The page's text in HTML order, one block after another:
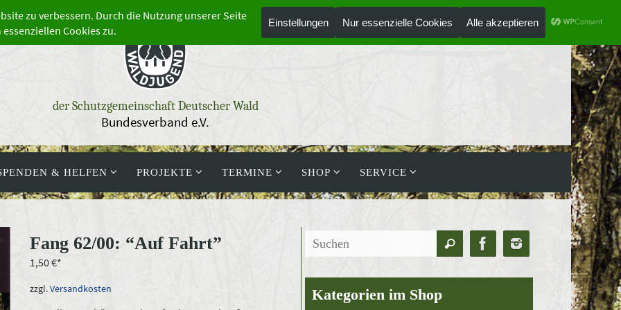
der Schutzgemeinschaft Deutscher Wald
Bundesverband e.V.
& HELFEN PROJEKTE TERMINE SHOP SERVICE
Fang 62/00: “Auf Fahrt”
1,50€
zzgl.Versandkosten
Suchen
nach:
Suchen
Kategorien im Shop